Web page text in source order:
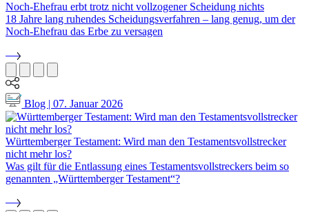
Noch-Ehefrau erbt trotz nicht vollzogener Scheidung nichts
18 Jahre lang ruhendes Scheidungsverfahren – lang genug, um der
Noch-Ehefrau das Erbe zu versagen
Blog | 07. Januar 2026
Württemberger Testament: Wird man den Testamentsvollstrecker
nicht mehr los?
Was gilt für die Entlassung eines Testamentsvollstreckers beim so
genannten „Württemberger Testament“?